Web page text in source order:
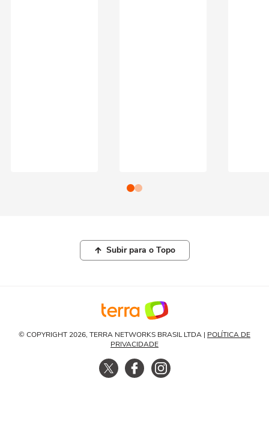
Subir para o Topo
© COPYRIGHT 2026, TERRA NETWORKS BRASIL LTDA | POLÍTICA DE
PRIVACIDADE